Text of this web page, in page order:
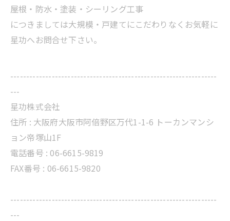
屋根・防水・塗装・シーリング工事
につきましては大規模・戸建てにこだわりなくお気軽に
星功へお問合せ下さい。
-----------------------------------------------------------------
---
星功株式会社
住所 : 大阪府大阪市阿倍野区万代1-1-6 トーカンマンシ
ョン帝塚山1F
電話番号 : 06-6615-9819
FAX番号 : 06-6615-9820
-----------------------------------------------------------------
---